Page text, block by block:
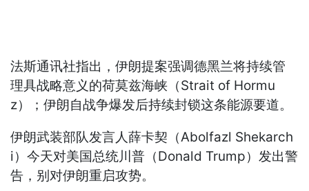
法斯通讯社指出，伊朗提案强调德黑兰将持续管
理具战略意义的荷莫兹海峡（Strait of Hormu
z）；伊朗自战争爆发后持续封锁这条能源要道。
伊朗武装部队发言人薛卡契（Abolfazl Shekarch
i）今天对美国总统川普（Donald Trump）发出警
告，别对伊朗重启攻势。